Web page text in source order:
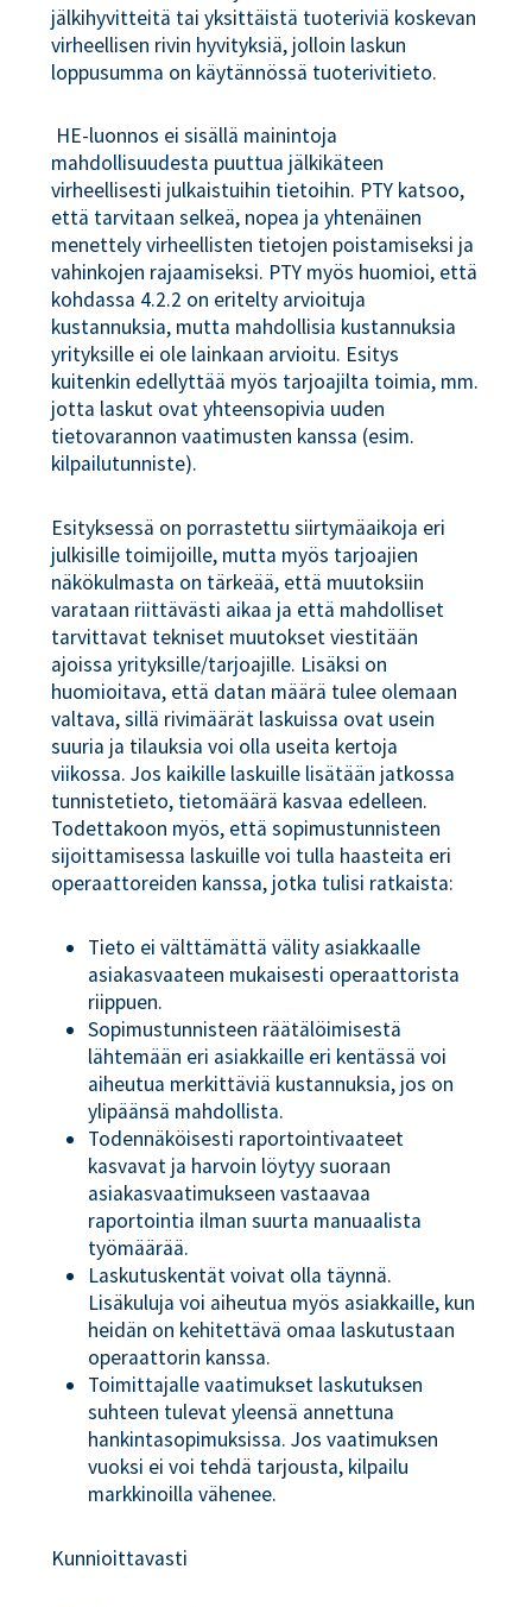
jälkihyvitteitä tai yksittäistä tuoteriviä koskevan
virheellisen rivin hyvityksiä, jolloin laskun
loppusumma on käytännössä tuoterivitieto.
HE-luonnos ei sisällä mainintoja
mahdollisuudesta puuttua jälkikäteen
virheellisesti julkaistuihin tietoihin. PTY katsoo,
että tarvitaan selkeä, nopea ja yhtenäinen
menettely virheellisten tietojen poistamiseksi ja
vahinkojen rajaamiseksi. PTY myös huomioi, että
kohdassa 4.2.2 on eritelty arvioituja
kustannuksia, mutta mahdollisia kustannuksia
yrityksille ei ole lainkaan arvioitu. Esitys
kuitenkin edellyttää myös tarjoajilta toimia, mm.
jotta laskut ovat yhteensopivia uuden
tietovarannon vaatimusten kanssa (esim.
kilpailutunniste).
Esityksessä on porrastettu siirtymäaikoja eri
julkisille toimijoille, mutta myös tarjoajien
näkökulmasta on tärkeää, että muutoksiin
varataan riittävästi aikaa ja että mahdolliset
tarvittavat tekniset muutokset viestitään
ajoissa yrityksille/tarjoajille. Lisäksi on
huomioitava, että datan määrä tulee olemaan
valtava, sillä rivimäärät laskuissa ovat usein
suuria ja tilauksia voi olla useita kertoja
viikossa. Jos kaikille laskuille lisätään jatkossa
tunnistetieto, tietomäärä kasvaa edelleen.
Todettakoon myös, että sopimustunnisteen
sijoittamisessa laskuille voi tulla haasteita eri
operaattoreiden kanssa, jotka tulisi ratkaista:
Tieto ei välttämättä välity asiakkaalle
asiakasvaateen mukaisesti operaattorista
riippuen.
Sopimustunnisteen räätälöimisestä
lähtemään eri asiakkaille eri kentässä voi
aiheutua merkittäviä kustannuksia, jos on
ylipäänsä mahdollista.
Todennäköisesti raportointivaateet
kasvavat ja harvoin löytyy suoraan
asiakasvaatimukseen vastaavaa
raportointia ilman suurta manuaalista
työmäärää.
Laskutuskentät voivat olla täynnä.
Lisäkuluja voi aiheutua myös asiakkaille, kun
heidän on kehitettävä omaa laskutustaan
operaattorin kanssa.
Toimittajalle vaatimukset laskutuksen
suhteen tulevat yleensä annettuna
hankintasopimuksissa. Jos vaatimuksen
vuoksi ei voi tehdä tarjousta, kilpailu
markkinoilla vähenee.
Kunnioittavasti